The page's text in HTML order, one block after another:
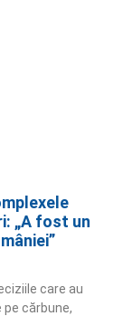
„A fost un
care au
cărbune,